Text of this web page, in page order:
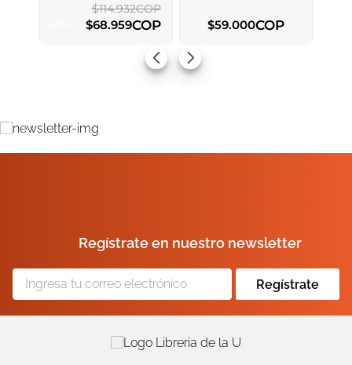
$114.932COP
$68.959COP $59.000COP
Regístrate en nuestro newsletter
Regístrate